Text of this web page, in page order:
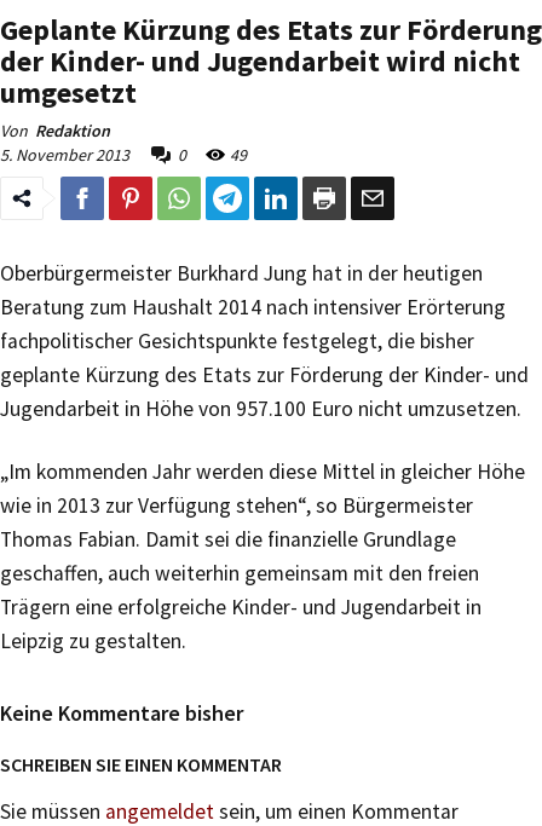
Geplante Kürzung des Etats zur Förderung
der Kinder- und Jugendarbeit wird nicht
umgesetzt
Von Redaktion
5. November 2013
0 49
Oberbürgermeister Burkhard Jung hat in der heutigen
Beratung zum Haushalt 2014 nach intensiver Erörterung
fachpolitischer Gesichtspunkte festgelegt, die bisher
geplante Kürzung des Etats zur Förderung der Kinder- und
Jugendarbeit in Höhe von 957.100 Euro nicht umzusetzen.
„Im kommenden Jahr werden diese Mittel in gleicher Höhe
wie in 2013 zur Verfügung stehen“, so Bürgermeister
Thomas Fabian. Damit sei die finanzielle Grundlage
geschaffen, auch weiterhin gemeinsam mit den freien
Trägern eine erfolgreiche Kinder- und Jugendarbeit in
Leipzig zu gestalten.
Keine Kommentare bisher
SCHREIBEN SIE EINEN KOMMENTAR
Sie müssen angemeldetsein, um einen Kommentar